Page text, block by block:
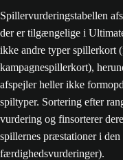
Spillervurderingstabellen
der er tilgængelige i
ikke andre typer spillerkort
kampagnespillerkort),
afspejler heller ikke
spiltyper. Sortering efter
vurdering og finsorterer
spillernes præstationer i
færdighedsvurderinger).